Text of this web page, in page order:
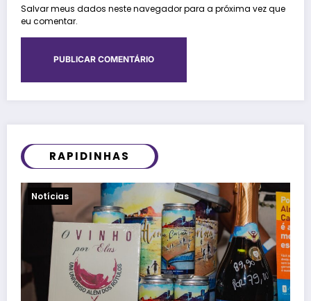
Salvar meus dados neste navegador para a próxima vez que
eu comentar.
RAPIDINHAS
Viagens